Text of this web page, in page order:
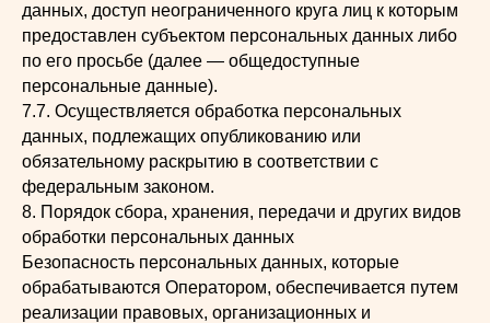
данных, доступ неограниченного круга лиц к которым
предоставлен субъектом персональных данных либо
по его просьбе (далее — общедоступные
персональные данные).
7.7. Осуществляется обработка персональных
данных, подлежащих опубликованию или
обязательному раскрытию в соответствии с
федеральным законом.
8. Порядок сбора, хранения, передачи и других видов
обработки персональных данных
Безопасность персональных данных, которые
обрабатываются Оператором, обеспечивается путем
реализации правовых, организационных и